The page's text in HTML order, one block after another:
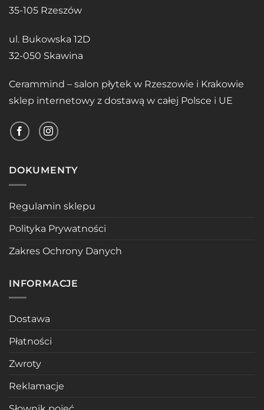
35-105 Rzeszów
ul. Bukowska 12D
32-050 Skawina
Cerammind – salon płytek w Rzeszowie i Krakowie
sklep internetowy z dostawą w całej Polsce i UE
DOKUMENTY
Regulamin sklepu
Polityka Prywatności
Zakres Ochrony Danych
INFORMACJE
Dostawa
Płatności
Zwroty
Reklamacje